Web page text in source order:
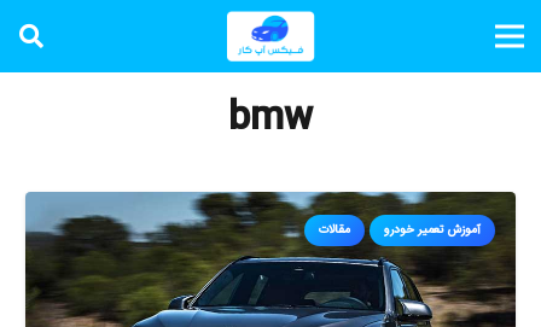
bmw
آموزش تعمیر خودرو مقالات